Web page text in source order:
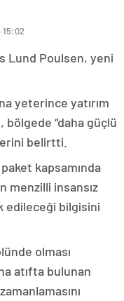
15:02
Lund Poulsen, yeni
yeterince yatırım
bölgede “daha güçlü
belirtti.
kapsamında
menzilli insansız
edileceği bilgisini
olması
atıfta bulunan